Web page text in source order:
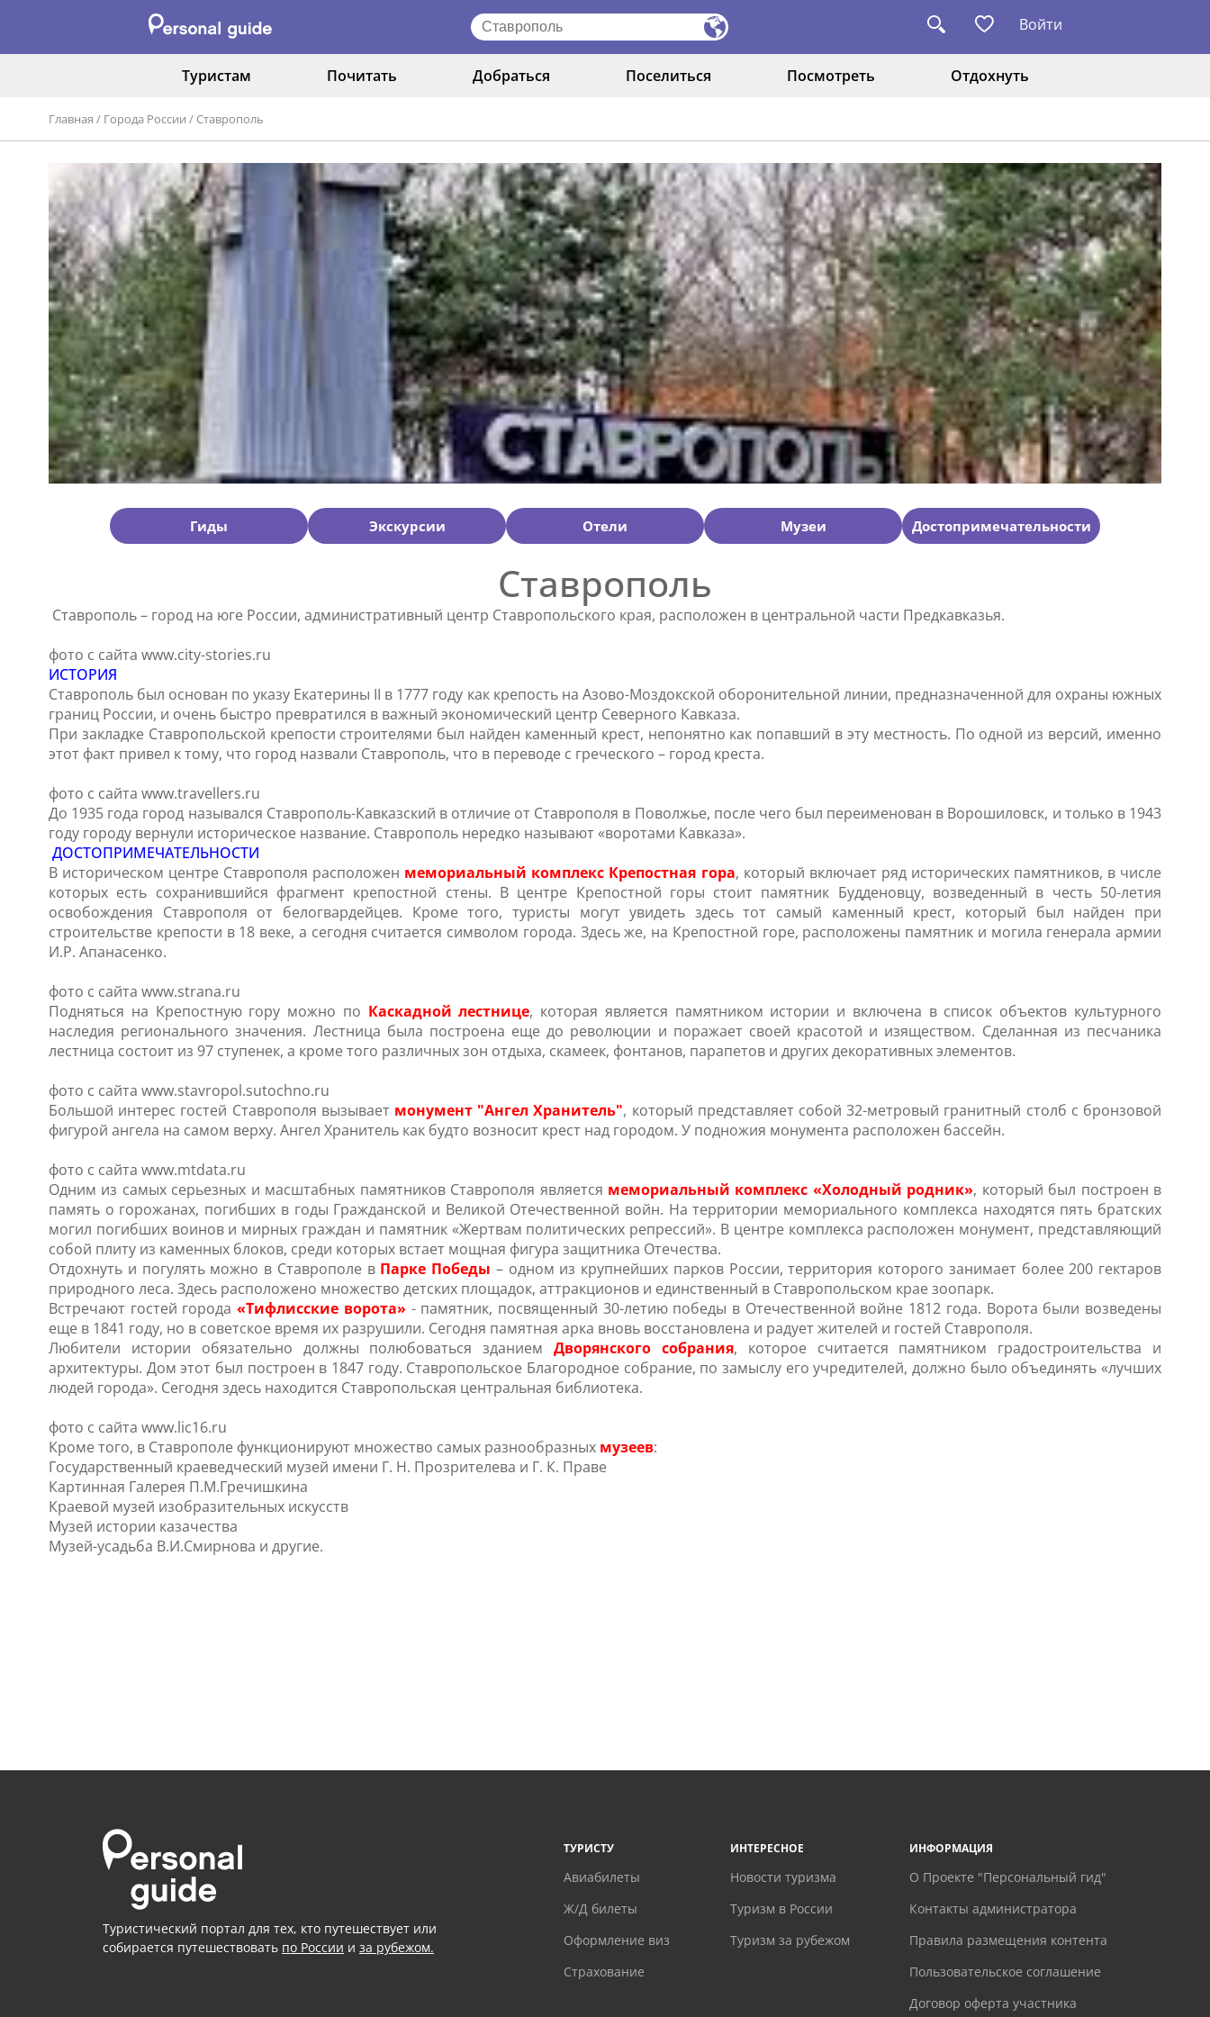
Войти
Туристам Почитать Добраться Поселиться Посмотреть Отдохнуть
Главная / Города России / Ставрополь
Гиды Экскурсии Отели Музеи Достопримечательности
Ставрополь
Ставрополь – город на юге России, административный центр Ставропольского края, расположен в центральной части Предкавказья.
фото с сайта www.city-stories.ru
ИСТОРИЯ
Ставрополь был основан по указу Екатерины II в 1777 году как крепость на Азово-Моздокской оборонительной линии, предназначенной для охраны южных
границ России, и очень быстро превратился в важный экономический центр Северного Кавказа.
При закладке Ставропольской крепости строителями был найден каменный крест, непонятно как попавший в эту местность. По одной из версий, именно
этот факт привел к тому, что город назвали Ставрополь, что в переводе с греческого – город креста.
фото с сайта www.travellers.ru
До 1935 года город назывался Ставрополь-Кавказский в отличие от Ставрополя в Поволжье, после чего был переименован в Ворошиловск, и только в 1943
году городу вернули историческое название. Ставрополь нередко называют «воротами Кавказа».
ДОСТОПРИМЕЧАТЕЛЬНОСТИ
В историческом центре Ставрополя расположен мемориальный комплекс Крепостная гора, который включает ряд исторических памятников, в числе
которых есть сохранившийся фрагмент крепостной стены. В центре Крепостной горы стоит памятник Будденовцу, возведенный в честь 50-летия
освобождения Ставрополя от белогвардейцев. Кроме того, туристы могут увидеть здесь тот самый каменный крест, который был найден при
строительстве крепости в 18 веке, а сегодня считается символом города. Здесь же, на Крепостной горе, расположены памятник и могила генерала армии
И.Р. Апанасенко.
фото с сайта www.strana.ru
Подняться на Крепостную гору можно по Каскадной лестнице, которая является памятником истории и включена в список объектов культурного
наследия регионального значения. Лестница была построена еще до революции и поражает своей красотой и изяществом. Сделанная из песчаника
лестница состоит из 97 ступенек, а кроме того различных зон отдыха, скамеек, фонтанов, парапетов и других декоративных элементов.
фото с сайта www.stavropol.sutochno.ru
Большой интерес гостей Ставрополя вызывает монумент "Ангел Хранитель", который представляет собой 32-метровый гранитный столб с бронзовой
фигурой ангела на самом верху. Ангел Хранитель как будто возносит крест над городом. У подножия монумента расположен бассейн.
фото с сайта www.mtdata.ru
Одним из самых серьезных и масштабных памятников Ставрополя является мемориальный комплекс «Холодный родник», который был построен в
память о горожанах, погибших в годы Гражданской и Великой Отечественной войн. На территории мемориального комплекса находятся пять братских
могил погибших воинов и мирных граждан и памятник «Жертвам политических репрессий». В центре комплекса расположен монумент, представляющий
собой плиту из каменных блоков, среди которых встает мощная фигура защитника Отечества.
Отдохнуть и погулять можно в Ставрополе в Парке Победы – одном из крупнейших парков России, территория которого занимает более 200 гектаров
природного леса. Здесь расположено множество детских площадок, аттракционов и единственный в Ставропольском крае зоопарк.
Встречают гостей города«Тифлисские ворота» - памятник, посвященный 30-летию победы в Отечественной войне 1812 года. Ворота были возведены
еще в 1841 году, но в советское время их разрушили. Сегодня памятная арка вновь восстановлена и радует жителей и гостей Ставрополя.
Любители истории обязательно должны полюбоваться зданием Дворянского собрания, которое считается памятником градостроительства и
архитектуры. Дом этот был построен в 1847 году. Ставропольское Благородное собрание, по замыслу его учредителей, должно было объединять «лучших
людей города». Сегодня здесь находится Ставропольская центральная библиотека.
фото с сайта www.lic16.ru
Кроме того, в Ставрополе функционируют множество самых разнообразных музеев:
Государственный краеведческий музей имени Г. Н. Прозрителева и Г. К. Праве
Картинная Галерея П.М.Гречишкина
Краевой музей изобразительных искусств
Музей истории казачества
Музей-усадьба В.И.Смирнова и другие.
Туристический портал для тех, кто путешествует или
собирается путешествовать по России и за рубежом.
ТУРИСТУ
Авиабилеты
Ж/Д билеты
Оформление виз
Страхование
ИНТЕРЕСНОЕ
Новости туризма
Туризм в России
Туризм за рубежом
ИНФОРМАЦИЯ
О Проекте "Персональный гид"
Контакты администратора
Правила размещения контента
Пользовательское соглашение
Договор оферта участника